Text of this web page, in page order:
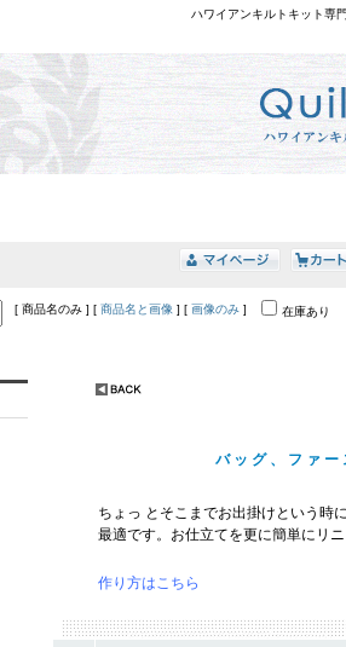
ハワイアンキルトキット専
[ 商品名のみ ] [ 商品名と画像 ] [ 画像のみ ] 在庫あり
バッグ、ファ
ちょっ とそこまでお出掛けという時
最適です。お仕立てを更に簡単にリ
作り方はこちら